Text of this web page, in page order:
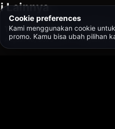
Lainnya
8.5 The Shadow's Edge
August 16, 2025 · Film
Obsession
August 7,
Cookie preferences
Kami menggunakan cookie
promo. Kamu bisa ubah pilihan